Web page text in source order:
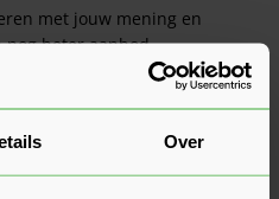
Over
met jouw mening en
nog beter aanbod.
meest gestelde vragen over dit